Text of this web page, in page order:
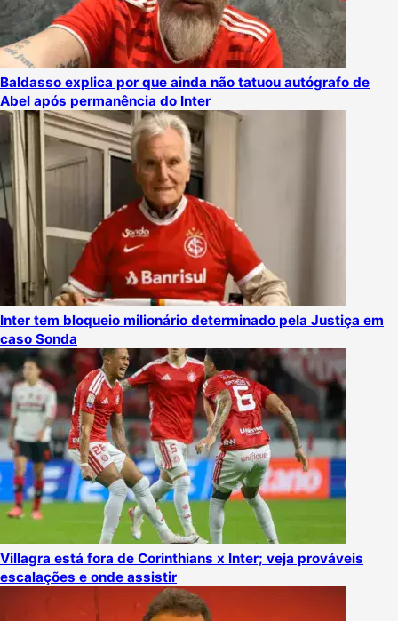
Baldasso explica por que ainda não tatuou autógrafo de
Abel após permanência do Inter
Inter tem bloqueio milionário determinado pela Justiça em
caso Sonda
Villagra está fora de Corinthians x Inter; veja prováveis
escalações e onde assistir